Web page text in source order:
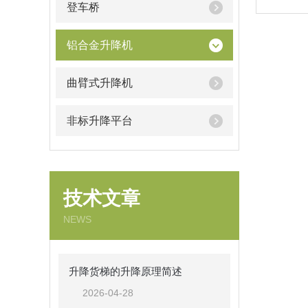
登车桥
铝合金升降机
曲臂式升降机
非标升降平台
技术文章
NEWS
升降货梯的升降原理简述
2026-04-28